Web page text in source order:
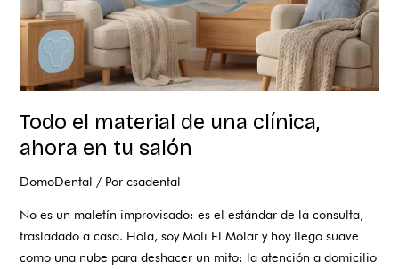
Todo el material de una clínica,
ahora en tu salón
DomoDental / Porcsadental
No es un maletín improvisado: es el estándar de la consulta,
trasladado a casa. Hola, soy Moli El Molar y hoy llego suave
como una nube para deshacer un mito: la atención a domicilio
salón